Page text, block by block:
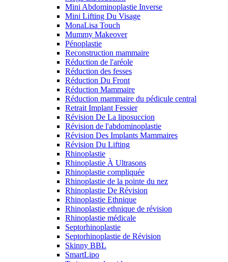
Mini Abdominoplastie Inverse
Mini Lifting Du Visage
MonaLisa Touch
Mummy Makeover
Pénoplastie
Reconstruction mammaire
Réduction de l'aréole
Réduction des fesses
Réduction Du Front
Réduction Mammaire
Réduction mammaire du pédicule central
Retrait Implant Fessier
Révision De La liposuccion
Révision de l'abdominoplastie
Révision Des Implants Mammaires
Révision Du Lifting
Rhinoplastie
Rhinoplastie À Ultrasons
Rhinoplastie compliquée
Rhinoplastie de la pointe du nez
Rhinoplastie De Révision
Rhinoplastie Ethnique
Rhinoplastie ethnique de révision
Rhinoplastie médicale
Septorhinoplastie
Septorhinoplastie de Révision
Skinny BBL
SmartLipo